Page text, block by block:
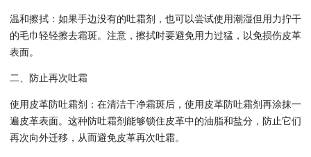
温和擦拭：如果手边没有的吐霜剂，也可以尝试使用潮湿但用力拧干
的毛巾轻轻擦去霜斑。注意，擦拭时要避免用力过猛，以免损伤皮革
表面。
二、防止再次吐霜
使用皮革防吐霜剂：在清洁干净霜斑后，使用皮革防吐霜剂再涂抹一
遍皮革表面。这种防吐霜剂能够锁住皮革中的油脂和盐分，防止它们
再次向外迁移，从而避免皮革再次吐霜。